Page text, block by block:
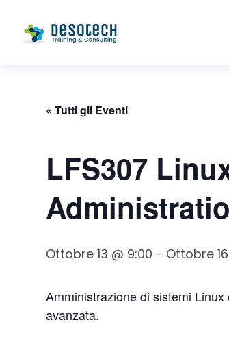
« Tutti gli Eventi
LFS307
Ottobre 13 @ 9:00 - Ottobre
Amministrazione di sistemi
avanzata.